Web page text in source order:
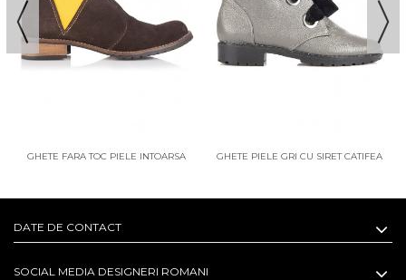
GHETE FARA TOC PIELE INTOARSA
GHETE PIELE GRI CU SIRET CATIFEA
DATE DE CONTACT
SOCIAL MEDIA DESIGNERI ROMANI